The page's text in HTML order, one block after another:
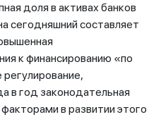
доля в активах банков
сегодняшний составляет
к финансированию «по
в год законодательная
в развитии этого